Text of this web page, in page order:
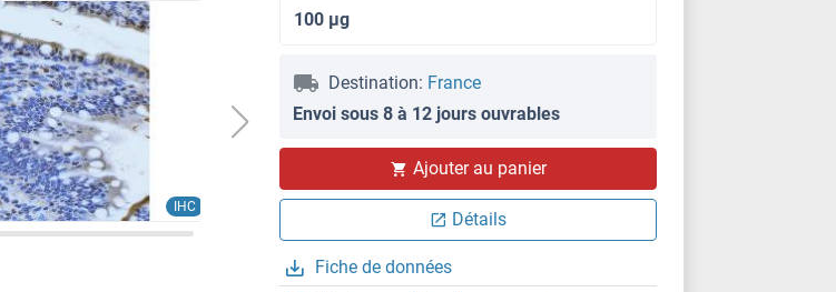
IHC
IHC
100 μg
Destination: France
Envoi sous 8 à 12 jours ouvrables
Ajouter au panier
Détails
Fiche de données